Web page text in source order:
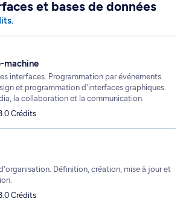
et bases de données
machine
interfaces. Programmation par événements.
et programmation d'interfaces graphiques.
la collaboration et la communication.
Crédits
Définition, création, mise à jour et
Crédits